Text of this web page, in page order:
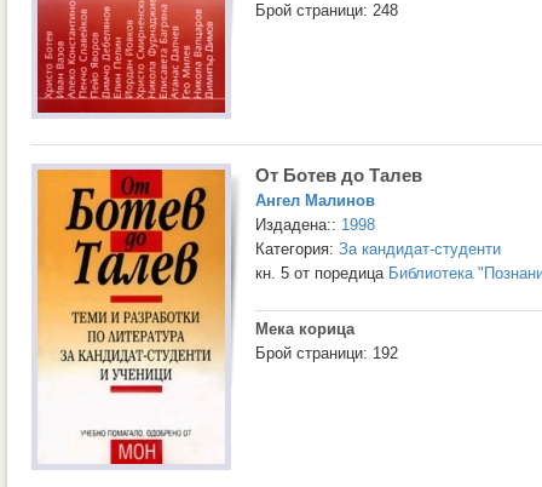
Брой страници: 248
От Ботев до Талев
Ангел Малинов
Издадена:: 1998
Категория: За кандидат-студенти
кн. 5 от поредица Библиотека
Мека корица
Брой страници: 192